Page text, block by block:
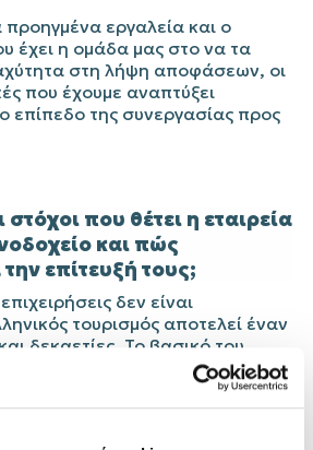
προηγμένα εργαλεία και ο
έχει η ομάδα μας στο να τα
στη λήψη αποφάσεων, οι
που έχουμε αναπτύξει
επίπεδο της συνεργασίας προς
στόχοι που θέτει η εταιρεία
και πώς
την επίτευξή τους;
δεν είναι
τουρισμός αποτελεί έναν
δεκαετίες. Το βασικό του
Η εύρεση του
που να μπορεί να
στο ξενοδοχείο ή στον